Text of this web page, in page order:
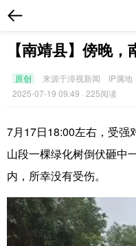
【南靖县】傍晚
原创 来源于漳视新闻 IP属地
2025-07-19 09:49 · 225阅读
7月17日18:00左右，受强
山段一棵绿化树倒伏砸中
内，所幸没有受伤。